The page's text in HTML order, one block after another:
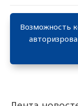
Возможность